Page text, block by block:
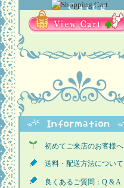
初めてご来店のお客様へ
送料・配送方法について
良くあるご質問：Q & A